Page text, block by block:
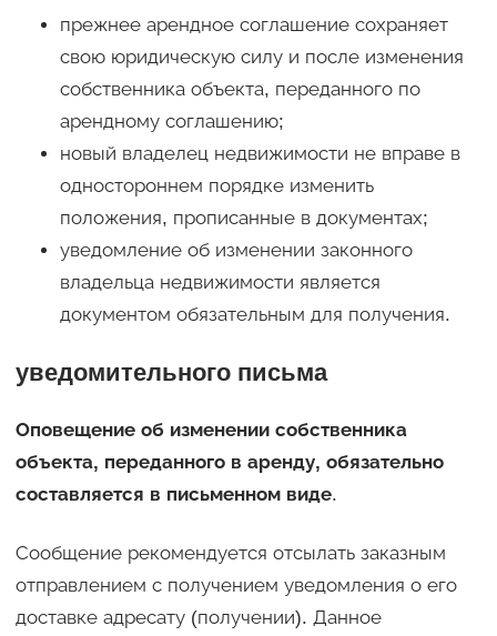
прежнее арендное соглашение сохраняет
свою юридическую силу и после изменения
собственника объекта, переданного по
арендному соглашению;
новый владелец недвижимости не вправе в
одностороннем порядке изменить
положения, прописанные в документах;
уведомление об изменении законного
владельца недвижимости является
документом обязательным для получения.
уведомительного письма
Оповещение об изменении собственника
объекта, переданного в аренду, обязательно
составляется в письменном виде.
Сообщение рекомендуется отсылать заказным
отправлением с получением уведомления о его
доставке адресату (получении). Данное